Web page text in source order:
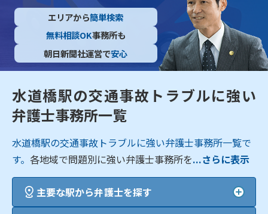
エリアから簡単検索
無料相談OK事務所も
朝日新聞社運営で安心
水道橋駅の交通事故トラブルに強い
弁護士事務所一覧
水道橋駅の交通事故トラブルに強い弁護士事務所一覧で
す。各地域で問題別に強い弁護士事務所を...さらに表示
主要な駅から弁護士を探す